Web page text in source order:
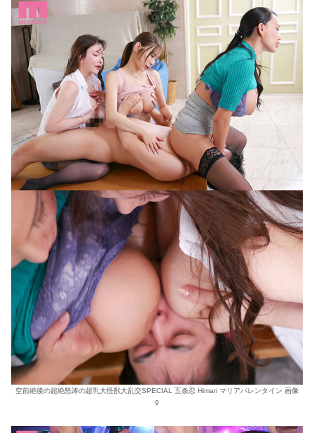
空前絶後の超絶怒涛の超乳大怪獣大乱交SPECIAL 五条恋 Himari マリアバレンタイン 画像
9